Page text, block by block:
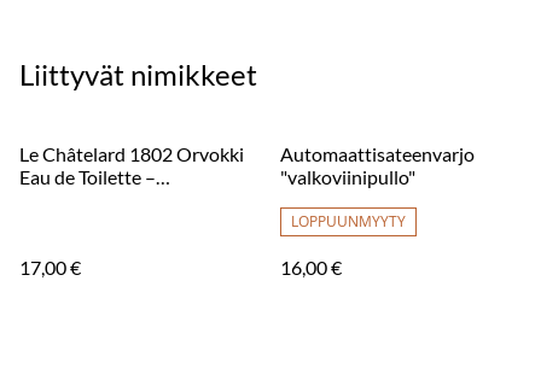
Liittyvät nimikkeet
Le Châtelard 1802 Orvokki
Eau de Toilette –
17,00 €
Automaattisateenvarjo
"valkoviinipullo"
LOPPUUNMYYTY
16,00 €